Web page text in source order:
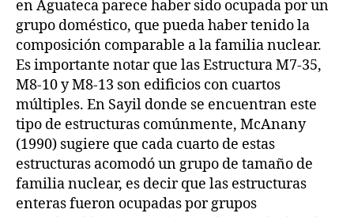
en Aguateca parece haber sido ocupada por un
grupo doméstico, que pueda haber tenido la
composición comparable a la familia nuclear.
Es importante notar que las Estructura M7-35,
M8-10 y M8-13 son edificios con cuartos
múltiples. En Sayil donde se encuentran este
tipo de estructuras comúnmente, McAnany
(1990) sugiere que cada cuarto de estas
estructuras acomodó un grupo de tamaño de
familia nuclear, es decir que las estructuras
enteras fueron ocupadas por grupos